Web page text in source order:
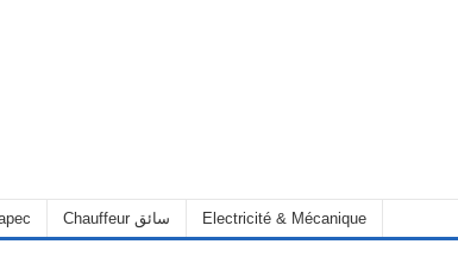
Chauffeur سائق Electricité & Mécanique